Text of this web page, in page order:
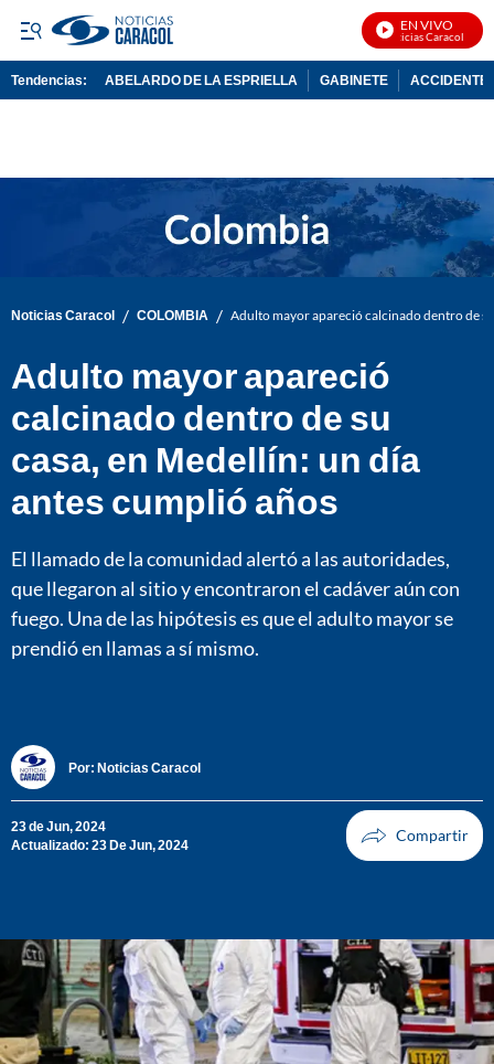
EN VIVO
Noticias Caracol En
Tendencias: ABELARDO DE LA ESPRIELLA GABINETE ACCIDENTE
Noticias Caracol / COLOMBIA / Adulto mayor apareció calcinado dentro de
Adulto mayor apareció
calcinado dentro de su
casa, en Medellín: un día
antes cumplió años
El llamado de la comunidad alertó a las autoridades,
que llegaron al sitio y encontraron el cadáver aún con
fuego. Una de las hipótesis es que el adulto mayor se
prendió en llamas a sí mismo.
Por: Noticias Caracol
23 de Jun, 2024
Actualizado: 23 De Jun, 2024